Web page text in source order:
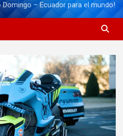
– Ecuador para el mundo!